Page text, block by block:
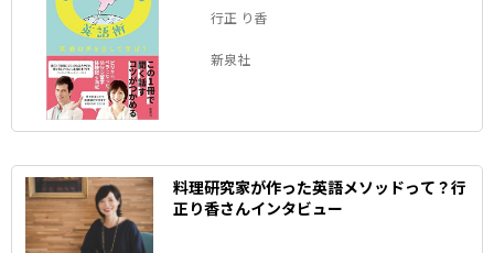
行正 り香
新泉社
料理研究家が作った英語メソッドって？行
正り香さんインタビュー